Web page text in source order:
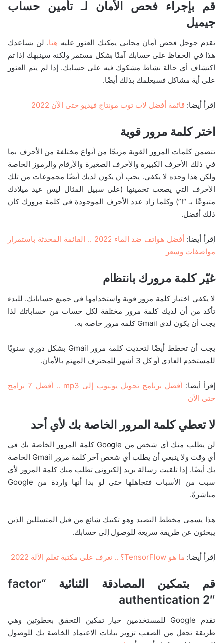
قم بإجراء فحص الأمان لـ تأمين حساب
جيميل
تقدم جوجل فحص أمان مجاني يمكنك العثور عليه هنا. لن يساعدك
هذا في الحفاظ على حسابك آمنًا بشكل مستمر ولكنه سينبهك إذا تم
اكتشاف أي حالة نشاط مشكوك فيه على حسابك. إذا لم يتم العثور
على أية مشاكل فسيعلمك بذلك أيضًا.
إقرأ أيضا: قائمة أفضل لاب توب مونتاج فيديو حتى الآن 2022
اختر كلمة مرور قوية
تتضمن كلمات المرور القوية مزيجًا من أنواع مختلفة من الأحرف بما
في ذلك الأحرف الكبيرة والأحرف الصغيرة والأرقام والرموز الخاصة
ولكن هذا وحده لا يكفي. يجب أن يكون لديك أيضًا مجموعات من تلك
الأحرف التي يصعب تخمينها (على سبيل المثال ليس عيد ميلادك
متبوعًا بـ “!”) وكلما زاد عدد الأحرف الموجودة في كلمة مرورك كان
ذلك أفضل.
إقرأ أيضا:
أفضل هواتف ضد الماء 2022 .. القائمة المحدثة باستمرار
مواصفات وسعر
غيّر كلمة مرورك بانتظام
لا يكفي اختيار كلمة مرور قوية واستخدامها في جميع حساباتك. للبدء
تأكد من أن لديك كلمة مرور مختلفة لكل حساب من حساباتك لذا
يجب أن يكون لدى Gmail كلمة مرور خاصة به.
يجب أن تخطط أيضًا لتحديث كلمة مرور Gmail بشكل دوري سنويًا
للمستخدم العادي أو كل 3 أشهر للمحترف المهتم بالأمان.
إقرأ أيضا:
أفضل برنامج تحويل يوتيوب إلى mp3 .. أفضل 7 برامج
حتى الآن
لا تعطي كلمة المرور الخاصة بك لأي أحد
لن يطلب منك أي شخص من Google كلمة المرور الخاصة بك في
أي وقت ولا ينبغي أن يطلب أي شخص آخر كلمة مرور Gmail الخاصة
بك أيضًا. إذا تلقيت رسالة بريد إلكتروني تطلب منك كلمة المرور لأي
سبب من الأسباب فتجاهلها حتى لو بدا أنها واردة من Google
مباشرةً.
هذا يسمى مخطط التصيد وهو تكتيك شائع من قبل المتسللين الذين
يبحثون عن طريقة سريعة للوصول إلى حسابك.
إقرأ أيضا: ما هو TensorFlow؟ .. تعرف على مكتبة تعلم الآلة 2022
قم بتمكين المصادقة الثنائية “factor
authentication 2″
تقدم Google للمستخدمين خيار تمكين التحقق بخطوتين وهي
طريقة تجعل من الصعب تزوير بيانات الاعتماد الخاصة بك للوصول